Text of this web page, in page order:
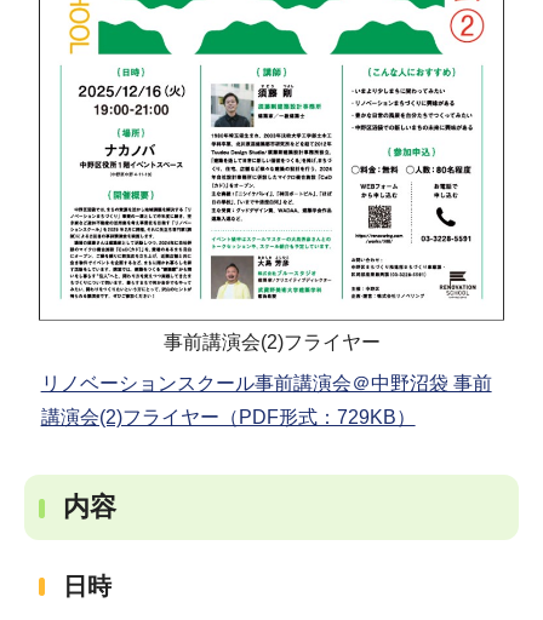
事前講演会(2)フライヤー
リノベーションスクール事前講演会＠中野沼袋 事前
講演会(2)フライヤー（PDF形式：729KB）
内容
日時